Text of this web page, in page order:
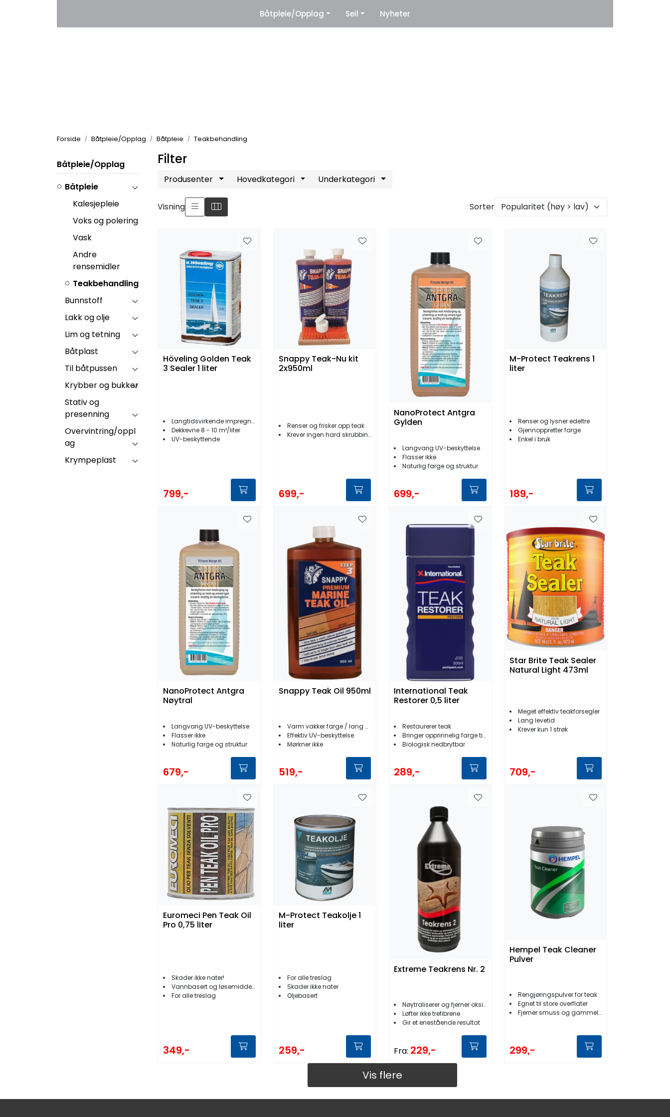
Leverandører
Båtpleie/Opplag Seil Nyheter
Forside Båtpleie/Opplag Båtpleie Teakbehandling
Båtpleie/Opplag
Båtpleie
Kalesjepleie
Voks og polering
Vask
Andre
rensemidler
Teakbehandling
Bunnstoff
Lakk og olje
Lim og tetning
Båtplast
Til båtpussen
Krybber og bukker
Stativ og
presenning
Overvintring/oppl
ag
Krympeplast
Filter
Produsenter Hovedkategori Underkategori
Visning Sorter
Höveling Golden Teak
3 Sealer 1 liter
Langtidsvirkende impregneringsolje
Dekkevne 8 - 10 m²/liter
UV-beskyttende
799,-
Snappy Teak-Nu kit
2x950ml
Renser og frisker opp teak
Krever ingen hard skrubbing
699,-
NanoProtect Antgra
Gylden
Langvarig UV-beskyttelse
Flasser ikke
Naturlig farge og struktur
699,-
M-Protect Teakrens 1
liter
Renser og lysner edeltre
Gjennoppretter farge
Enkel i bruk
189,-
NanoProtect Antgra
Nøytral
Langvarig UV-beskyttelse
Flasser ikke
Naturlig farge og struktur
679,-
Snappy Teak Oil 950ml
Varm vakker farge / lang holdbarhet
Effektiv UV-beskyttelse
Mørkner ikke
519,-
International Teak
Restorer 0,5 liter
Restaurerer teak
Bringer opprinnelig farge tilbake
Biologisk nedbrytbar
289,-
Star Brite Teak Sealer
Natural Light 473ml
Meget effektiv teakforsegler
Lang levetid
Krever kun 1 strøk
709,-
Euromeci Pen Teak Oil
Pro 0,75 liter
Skader ikke nater!
Vannbasert og løsemiddelfri
For alle treslag
349,-
M-Protect Teakolje 1
liter
For alle treslag
Skader ikke nater
Oljebasert
259,-
Extreme Teakrens Nr. 2
Nøytraliserer og fjerner oksidering
Løfter ikke trefibrene
Gir et enestående resultat
Fra: 229,-
Hempel Teak Cleaner
Pulver
Rengjøringspulver for teak
Egnet til store overflater
Fjerner smuss og gammel olje
299,-
Vis flere